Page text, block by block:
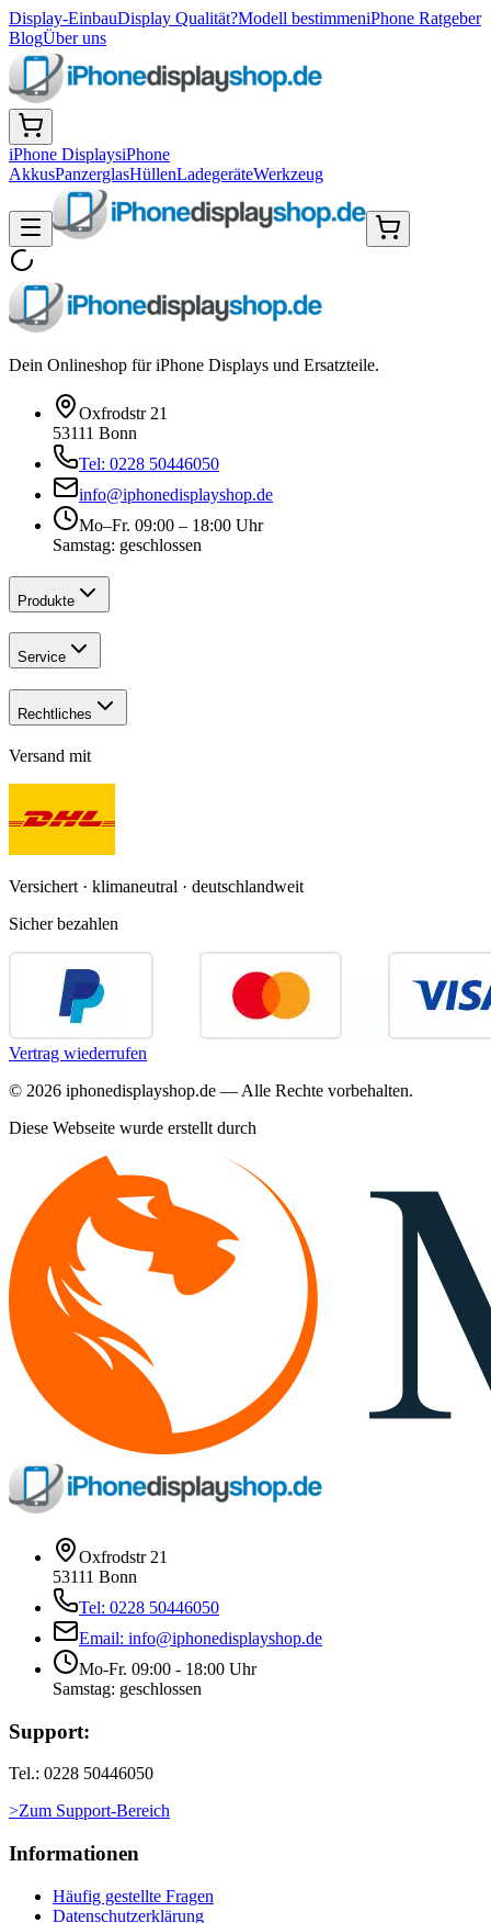
Display-EinbauDisplay Qualität?Modell bestimmeniPhone Ratgeber
BlogÜber uns
iPhone DisplaysiPhone
AkkusPanzerglasHüllenLadegeräteWerkzeug
Dein Onlineshop für iPhone Displays und Ersatzteile.
Oxfrodstr 21
53111 Bonn
Tel: 0228 50446050
info@iphonedisplayshop.de
Mo–Fr. 09:00 – 18:00 Uhr
Samstag: geschlossen
Produkte
Service
Rechtliches
Versand mit
Versichert · klimaneutral · deutschlandweit
Sicher bezahlen
Vertrag wiederrufen
© 2026 iphonedisplayshop.de — Alle Rechte vorbehalten.
Diese Webseite wurde erstellt durch
Oxfrodstr 21
53111 Bonn
Tel: 0228 50446050
Email: info@iphonedisplayshop.de
Mo-Fr. 09:00 - 18:00 Uhr
Samstag: geschlossen
Support:
Tel.: 0228 50446050
>Zum Support-Bereich
Informationen
Häufig gestellte Fragen
Datenschutzerklärung